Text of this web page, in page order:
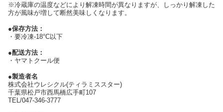
※冷蔵庫の温度などにより解凍時間が異なりますが、しっかり解凍した
方が風味が増して断然美味しくなります。
●保存方法：
・要冷凍-18°C以下
●配送方法：
・ヤマトクール便
●製造者名
株式会社ウレシクル(ティラミススター)
千葉県松戸市西馬橋広手町107
TEL/047-346-3777